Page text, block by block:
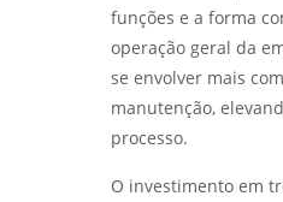
funções e a forma
operação geral da
se envolver mais
manutenção,
processo.
O investimento em